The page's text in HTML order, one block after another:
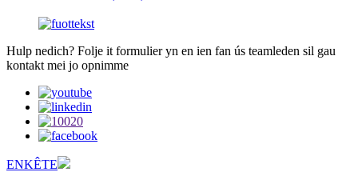
Hulp nedich? Folje it formulier yn en ien fan ús teamleden sil gau
kontakt mei jo opnimme
ENKÊTE